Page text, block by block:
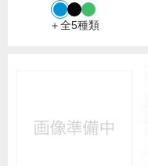
＋全5種類